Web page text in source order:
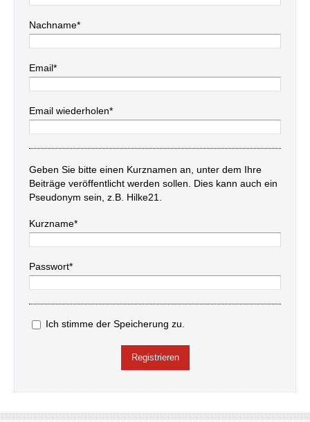
Nachname*
Email*
Email wiederholen*
Geben Sie bitte einen Kurznamen an, unter dem Ihre
Beiträge veröffentlicht werden sollen. Dies kann auch ein
Pseudonym sein, z.B. Hilke21.
Kurzname*
Passwort*
Ich stimme der Speicherung zu.